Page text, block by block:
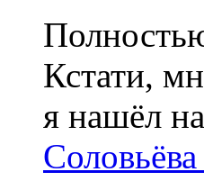
Кстати,
я нашёл на